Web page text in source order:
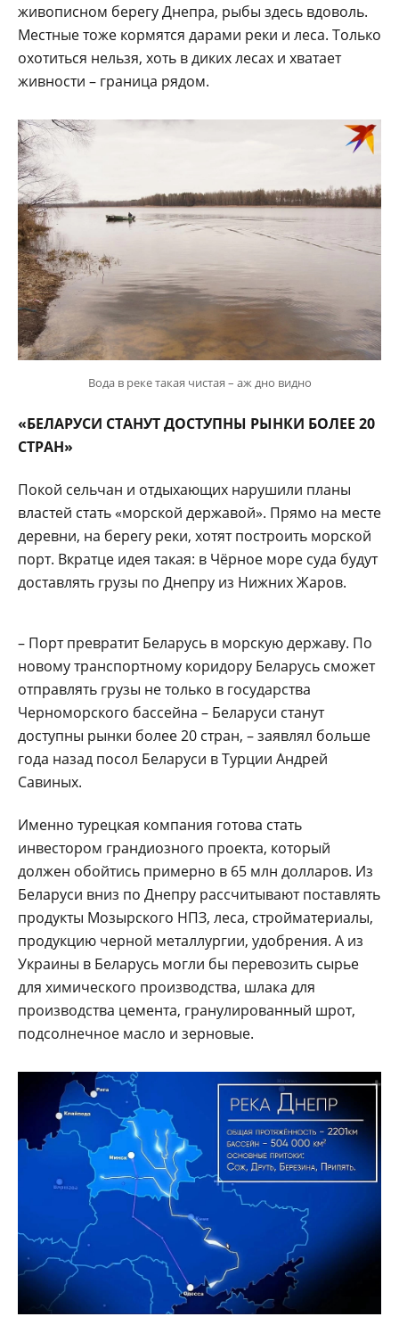
живописном берегу Днепра, рыбы здесь вдоволь.
Местные тоже кормятся дарами реки и леса. Только
охотиться нельзя, хоть в диких лесах и хватает
живности – граница рядом.
Вода в реке такая чистая – аж дно видно
«БЕЛАРУСИ СТАНУТ ДОСТУПНЫ РЫНКИ БОЛЕЕ 20
СТРАН»
Покой сельчан и отдыхающих нарушили планы
властей стать «морской державой». Прямо на месте
деревни, на берегу реки, хотят построить морской
порт. Вкратце идея такая: в Чёрное море суда будут
доставлять грузы по Днепру из Нижних Жаров.
– Порт превратит Беларусь в морскую державу. По
новому транспортному коридору Беларусь сможет
отправлять грузы не только в государства
Черноморского бассейна – Беларуси станут
доступны рынки более 20 стран, – заявлял больше
года назад посол Беларуси в Турции Андрей
Савиных.
Именно турецкая компания готова стать
инвестором грандиозного проекта, который
должен обойтись примерно в 65 млн долларов. Из
Беларуси вниз по Днепру рассчитывают поставлять
продукты Мозырского НПЗ, леса, стройматериалы,
продукцию черной металлургии, удобрения. А из
Украины в Беларусь могли бы перевозить сырье
для химического производства, шлака для
производства цемента, гранулированный шрот,
подсолнечное масло и зерновые.